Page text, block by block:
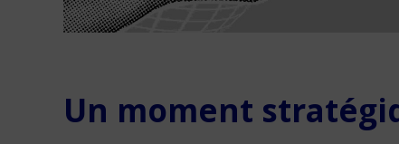
Un moment